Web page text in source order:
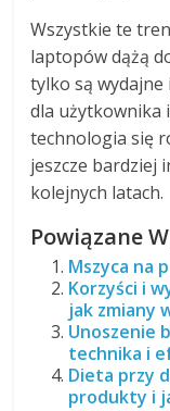
Wszystkie te
laptopów dążą
tylko są
dla użytkownika
technologia się
jeszcze bardziej
kolejnych latach.
Powiązane
Mszyca na
Korzyści i
jak zmiany
Unoszenie
technika i
Dieta przy
produkty i